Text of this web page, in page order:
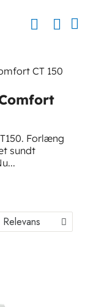
CT 150
Forlæng
sundt